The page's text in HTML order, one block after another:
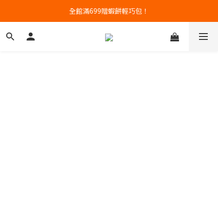
高含量蝦肉餅專賣｜任三件88折
全館滿699贈蝦餅輕巧包！
高含量蝦肉餅專賣｜任三件88折